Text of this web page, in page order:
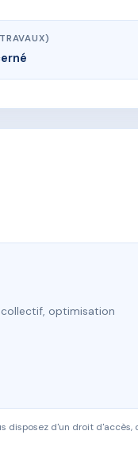
optimisation
disposez d'un droit d'accès,